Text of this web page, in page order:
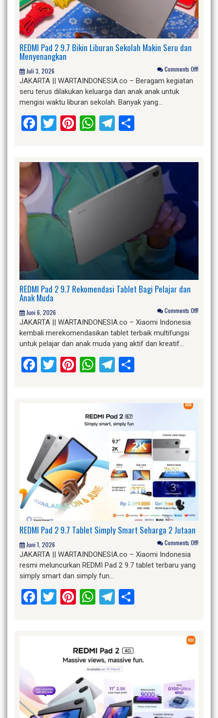
REDMI Pad 2 9.7 Bikin Liburan Sekolah Makin Seru dan
Menyenangkan
Juli 3, 2026 Comments Off!
JAKARTA || WARTAINDONESIA.co – Beragam kegiatan
seru terus dilakukan keluarga dan anak anak untuk
mengisi waktu liburan sekolah. Banyak yang…
Facebook
Twitter
Pinterest
WhatsApp
Telegram
REDMI Pad 2 9.7 Rekomendasi Tablet Bagi Pelajar dan
Anak Muda
Juni 6, 2026 Comments Off!
JAKARTA || WARTAINDONESIA.co – Xiaomi Indonesia
kembali merekomendasikan tablet terbaik multifungsi
untuk pelajar dan anak muda yang aktif dan kreatif…
Facebook
Twitter
Pinterest
WhatsApp
Telegram
REDMI Pad 2 9.7 Tablet Simply Smart Seharga 2 Jutaan
Juni 1, 2026 Comments Off!
JAKARTA || WARTAINDONESIA.co – Xiaomi Indonesia
resmi meluncurkan REDMI Pad 2 9.7 tablet terbaru yang
simply smart dan simply fun…
Facebook
Twitter
Pinterest
WhatsApp
Telegram